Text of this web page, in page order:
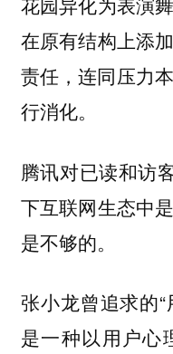
在原有结构上添
责任，连同压力
行消化。
腾讯对已读和访
下互联网生态中
是不够的。
张小龙曾追求的“
是一种以用户心